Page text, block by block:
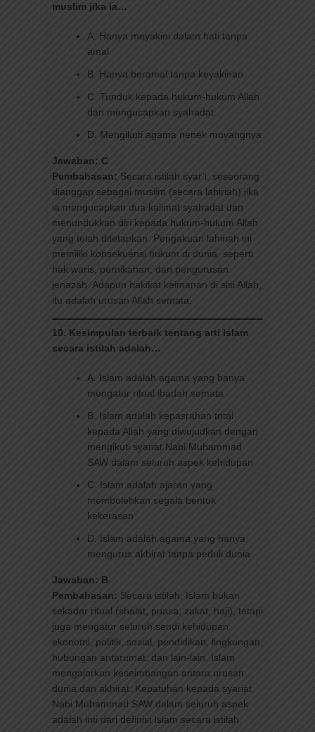
muslim jika ia…
A. Hanya meyakini dalam hati tanpa
amal
B. Hanya beramal tanpa keyakinan
C. Tunduk kepada hukum-hukum Allah
dan mengucapkan syahadat
D. Mengikuti agama nenek moyangnya
Jawaban: C
Pembahasan: Secara istilah syar’i, seseorang
dianggap sebagai muslim (secara lahiriah) jika
ia mengucapkan dua kalimat syahadat dan
menundukkan diri kepada hukum-hukum Allah
yang telah ditetapkan. Pengakuan lahiriah ini
memiliki konsekuensi hukum di dunia, seperti
hak waris, pernikahan, dan pengurusan
jenazah. Adapun hakikat keimanan di sisi Allah,
itu adalah urusan Allah semata.
10. Kesimpulan terbaik tentang arti Islam
secara istilah adalah…
A. Islam adalah agama yang hanya
mengatur ritual ibadah semata
B. Islam adalah kepasrahan total
kepada Allah yang diwujudkan dengan
mengikuti syariat Nabi Muhammad
SAW dalam seluruh aspek kehidupan
C. Islam adalah ajaran yang
membolehkan segala bentuk
kekerasan
D. Islam adalah agama yang hanya
mengurus akhirat tanpa peduli dunia
Jawaban: B
Pembahasan: Secara istilah, Islam bukan
sekadar ritual (shalat, puasa, zakat, haji), tetapi
juga mengatur seluruh sendi kehidupan:
ekonomi, politik, sosial, pendidikan, lingkungan,
hubungan antarumat, dan lain-lain. Islam
mengajarkan keseimbangan antara urusan
dunia dan akhirat. Kepatuhan kepada syariat
Nabi Muhammad SAW dalam seluruh aspek
adalah inti dari definisi Islam secara istilah.